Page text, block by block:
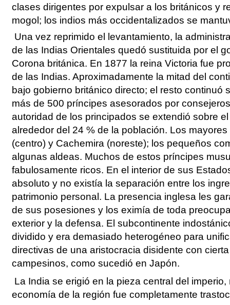
clases dirigentes por expulsar a los británicos y
mogol; los indios más occidentalizados se
Una vez reprimido el levantamiento, la
de las Indias Orientales quedó sustituida por el
Corona británica. En 1877 la reina Victoria fue
de las Indias. Aproximadamente la mitad del
bajo gobierno británico directo; el resto continuó
más de 500 príncipes asesorados por
autoridad de los principados se extendió sobre
alrededor del 24 % de la población. Los
(centro) y Cachemira (noreste); los pequeños
algunas aldeas. Muchos de estos príncipes
fabulosamente ricos. En el interior de sus
absoluto y no existía la separación entre los
patrimonio personal. La presencia inglesa les
de sus posesiones y los eximía de toda
exterior y la defensa. El subcontinente
dividido y era demasiado heterogéneo para
directivas de una aristocracia disidente con
campesinos, como sucedió en Japón.
La India se erigió en la pieza central del
economía de la región fue completamente